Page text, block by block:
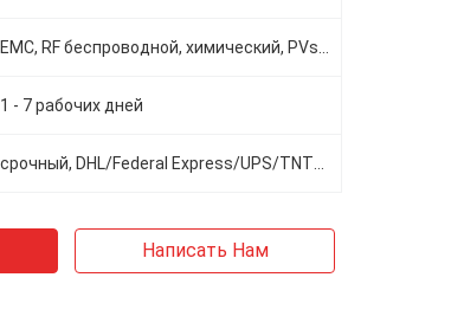
1 - 7 рабочих дней
Написать Нам